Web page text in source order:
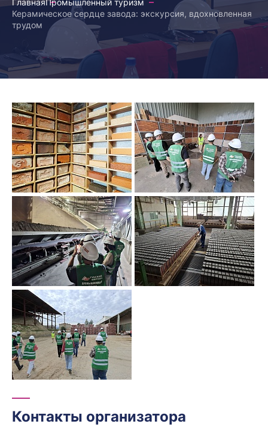
ГлавнаяПромышленный туризм
Керамическое сердце завода: экскурсия, вдохновленная
трудом
Контакты организатора